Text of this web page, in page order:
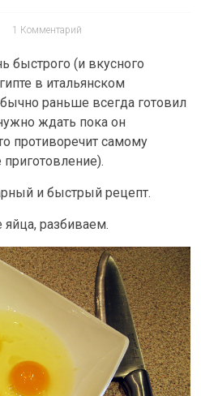
1 Комментарий
быстрого (и вкусного
в итальянском
раньше всегда готовил
ждать пока он
противоречит самому
и быстрый рецепт.
разбиваем.